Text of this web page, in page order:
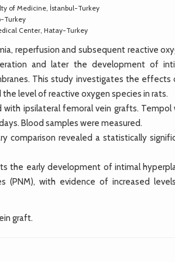
of Medicine, İstanbul-Turkey
Turkey
Center, Hatay-Turkey
reperfusion and subsequent reactive
and later the development of
This study investigates the effects
level of reactive oxygen species in rats.
ipsilateral femoral vein grafts. Tempol
Blood samples were measured.
comparison revealed a statistically
the early development of intimal
(PNM), with evidence of increased
graft.